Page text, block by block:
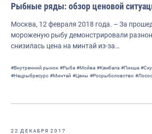
Рыбные ряды: обзор ценовой
Москва, 12 февраля 2018 года. – За
мороженую рыбу демонстрировали
снизилась цена на минтай из-за…
#Внутренний рынок #Рыба #Мойва #Камбала #Пикша
#Нацрыбресурс #Минтай #Цены #Росрыболовство
22 ДЕКАБРЯ 2017